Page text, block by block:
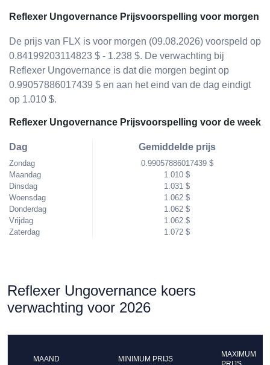
Reflexer Ungovernance Prijsvoorspelling voor morgen
De prijs van FLX is voor morgen (09.08.2026) voorspeld op
0.84199203114823 $ - 1.238 $. De verwachting bij
Reflexer Ungovernance is dat die morgen begint op
0.99057886017439 $ en aan het eind van de dag eindigt
op 1.010 $.
Reflexer Ungovernance Prijsvoorspelling voor de week
Dag
Zondag
Maandag
Dinsdag
Woensdag
Donderdag
Vrijdag
Zaterdag
Gemiddelde prijs
0.99057886017439 $
1.010 $
1.031 $
1.062 $
1.062 $
1.062 $
1.072 $
Reflexer Ungovernance koers
verwachting voor 2026
MAAND MINIMUM PRIJS
MAXIMUM